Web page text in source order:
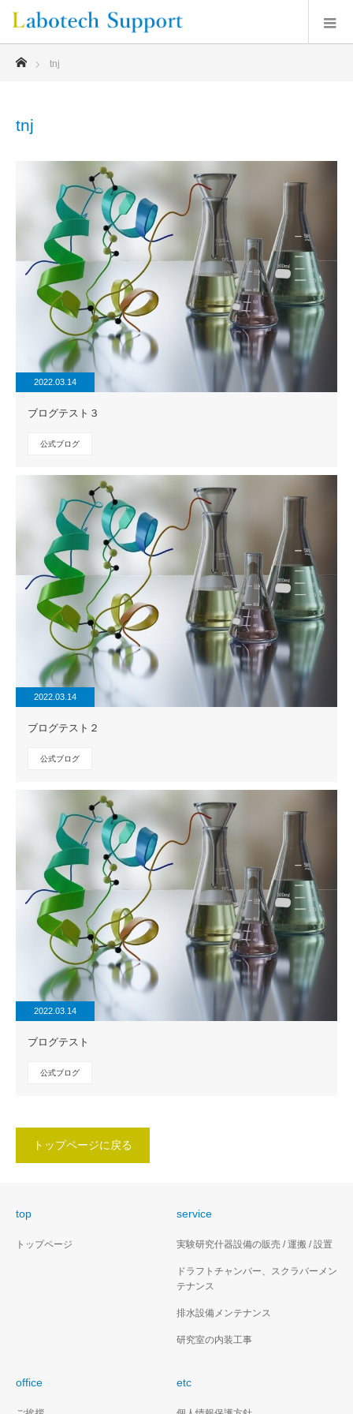
ホーム
tnj
tnj
2022.03.14
ブログテスト３
公式ブログ
2022.03.14
ブログテスト２
公式ブログ
2022.03.14
ブログテスト
公式ブログ
トップページに戻る
top
トップページ
service
実験研究什器設備の販売 / 運搬 / 設置
ドラフトチャンバー、スクラバーメン
テナンス
排水設備メンテナンス
研究室の内装工事
office etc